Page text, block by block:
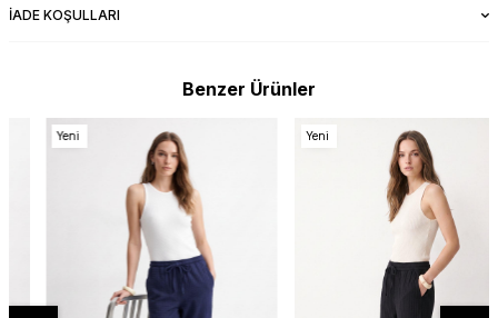
İADE KOŞULLARI
Benzer Ürünler